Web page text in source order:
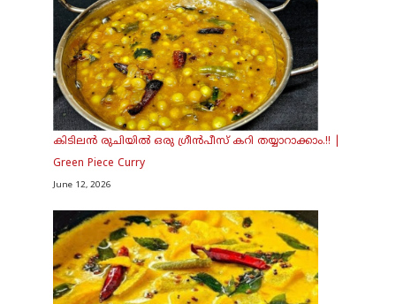
കിടിലൻ രുചിയിൽ ഒരു ഗ്രീൻപീസ് കറി തയ്യാറാക്കാം.!! |
Green Piece Curry
June 12, 2026